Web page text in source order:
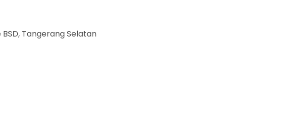
Tangerang Selatan